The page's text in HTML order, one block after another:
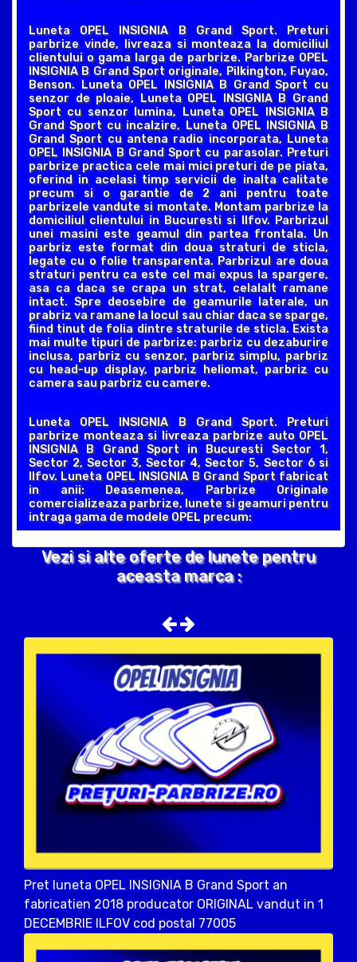
Luneta OPEL INSIGNIA B Grand Sport. Preturi
parbrize vinde, livreaza si monteaza la domiciliul
clientului o gama larga de parbrize. Parbrize OPEL
INSIGNIA B Grand Sport originale, Pilkington, Fuyao,
Benson. Luneta OPEL INSIGNIA B Grand Sport cu
senzor de ploaie, Luneta OPEL INSIGNIA B Grand
Sport cu senzor lumina, Luneta OPEL INSIGNIA B
Grand Sport cu incalzire, Luneta OPEL INSIGNIA B
Grand Sport cu antena radio incorporata, Luneta
OPEL INSIGNIA B Grand Sport cu parasolar. Preturi
parbrize practica cele mai mici preturi de pe piata,
oferind in acelasi timp servicii de inalta calitate
precum si o garantie de 2 ani pentru toate
parbrizele vandute si montate. Montam parbrize la
domiciliul clientului in Bucuresti si Ilfov. Parbrizul
unei masini este geamul din partea frontala. Un
parbriz este format din doua straturi de sticla,
legate cu o folie transparenta. Parbrizul are doua
straturi pentru ca este cel mai expus la spargere,
asa ca daca se crapa un strat, celalalt ramane
intact. Spre deosebire de geamurile laterale, un
prabriz va ramane la locul sau chiar daca se sparge,
fiind tinut de folia dintre straturile de sticla. Exista
mai multe tipuri de parbrize: parbriz cu dezaburire
inclusa, parbriz cu senzor, parbriz simplu, parbriz
cu head-up display, parbriz heliomat, parbriz cu
camera sau parbriz cu camere.
Luneta OPEL INSIGNIA B Grand Sport. Preturi
parbrize monteaza si livreaza parbrize auto OPEL
INSIGNIA B Grand Sport in Bucuresti Sector 1,
Sector 2, Sector 3, Sector 4, Sector 5, Sector 6 si
Ilfov. Luneta OPEL INSIGNIA B Grand Sport fabricat
in anii: Deasemenea, Parbrize Originale
comercializeaza parbrize, lunete si geamuri pentru
intraga gama de modele OPEL precum:
Vezi si alte oferte de lunete pentru
aceasta marca :
Pret luneta OPEL INSIGNIA B Grand Sport an
fabricatien 2018 producator ORIGINAL vandut in 1
DECEMBRIE ILFOV cod postal 77005